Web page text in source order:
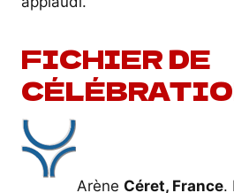
FICHIER DE
Arène Céret, France.